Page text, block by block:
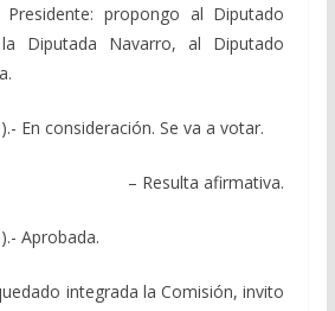
Presidente: propongo al Diputado
Diputada Navarro, al Diputado
En consideración. Se va a votar.
– Resulta afirmativa.
Aprobada.
integrada la Comisión, invito